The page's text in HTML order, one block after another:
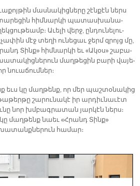
մաս­նա­կից­նե­րը շէն­քէն ներս
հիմ­նար­կի պա­տաս­խա­նա­
Ա­ւե­լի վերջ, ըն­դու­նե­լու­
մէջ տե­ղի ու­նե­ցաւ ջերմ զրոյց մը,
Տինք» հիմ­նար­կի եւ «Ա­կօս» շա­բա­
մաղ­թե­ցին բա­րի վա­յե­
նուա­ճում­ներ։
եւս կը մաղ­թենք, որ մեր պաշ­տօ­նա­կից
շա­րու­նա­կէ իր ար­դիւ­նա­ւէտ
նոր խմբագ­րա­տան յար­կէն ներս։
մաղթենք նաեւ «Հրանդ Տինք»
համար։